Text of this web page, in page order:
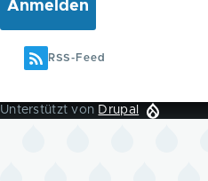
RSS-Feed
Unterstützt von Drupal